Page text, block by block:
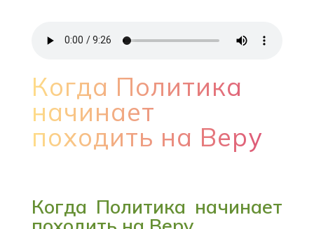
Когда Политика
начинает
походить на Веру
Когда Политика начинает